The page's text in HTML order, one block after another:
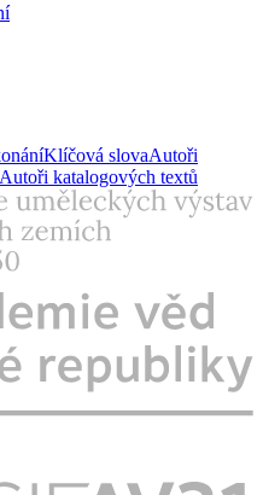
Klíčová slovaAutoři
Autoři katalogových textů